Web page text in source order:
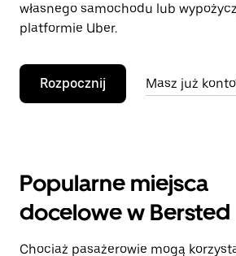
własnego samochodu lub
platformie Uber.
Rozpocznij Masz już
Popularne miejsca
docelowe w Bersted
Chociaż pasażerowie mogą